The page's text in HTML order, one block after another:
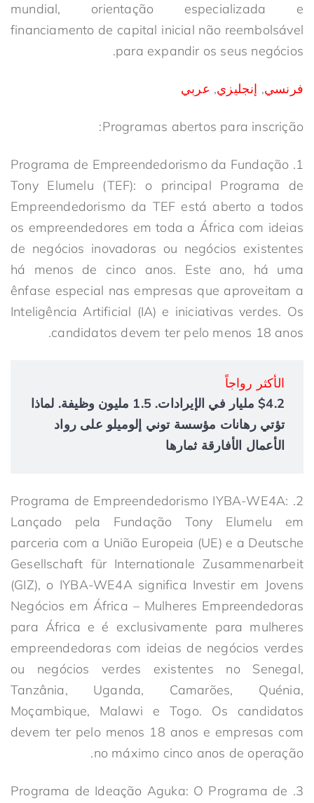
mundial, orientação especializada e
financiamento de capital inicial não reembolsável
para expandir os seus negócios.
فرنسي, إنجليزي, عربي
Programas abertos para inscrição:
1. Programa de Empreendedorismo da Fundação
Tony Elumelu (TEF): o principal Programa de
Empreendedorismo da TEF está aberto a todos
os empreendedores em toda a África com ideias
de negócios inovadoras ou negócios existentes
há menos de cinco anos. Este ano, há uma
ênfase especial nas empresas que aproveitam a
Inteligência Artificial (IA) e iniciativas verdes. Os
candidatos devem ter pelo menos 18 anos.
الأكثر رواجاً
$4.2 مليار في الإيرادات. 1.5 مليون وظيفة. لماذا
تؤتي رهانات مؤسسة توني إلوميلو على رواد
الأعمال الأفارقة ثمارها
2. Programa de Empreendedorismo IYBA-WE4A:
Lançado pela Fundação Tony Elumelu em
parceria com a União Europeia (UE) e a Deutsche
Gesellschaft für Internationale Zusammenarbeit
(GIZ), o IYBA-WE4A significa Investir em Jovens
Negócios em África – Mulheres Empreendedoras
para África e é exclusivamente para mulheres
empreendedoras com ideias de negócios verdes
ou negócios verdes existentes no Senegal,
Tanzânia, Uganda, Camarões, Quénia,
Moçambique, Malawi e Togo. Os candidatos
devem ter pelo menos 18 anos e empresas com
no máximo cinco anos de operação.
3. Programa de Ideação Aguka: O Programa de